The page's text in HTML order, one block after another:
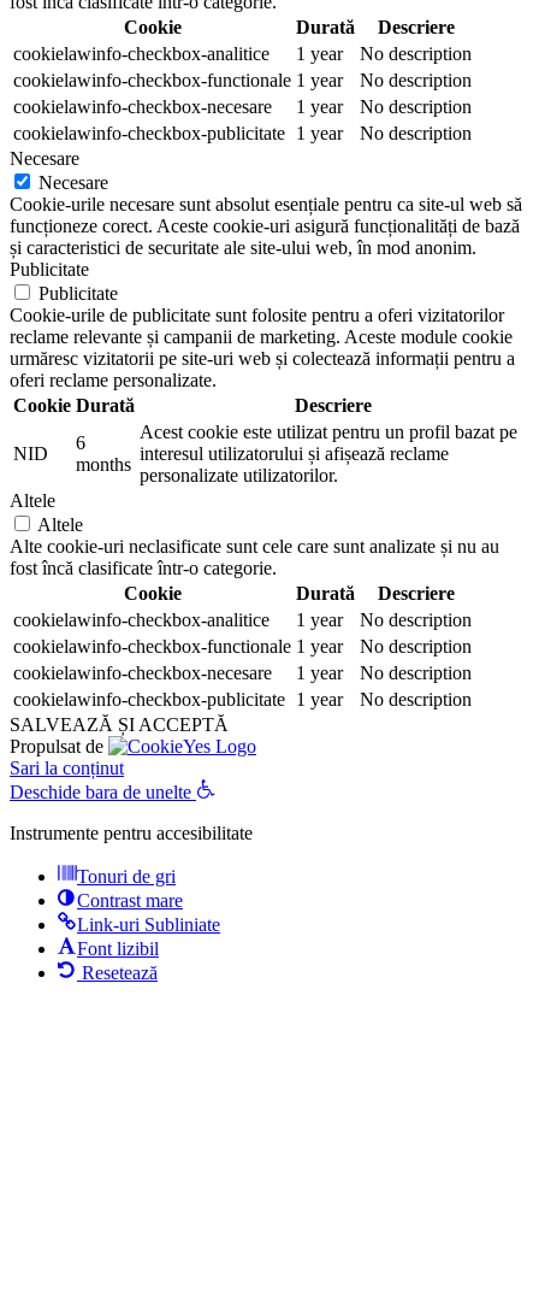
Cookie
Durată
Descriere
cookielawinfo-checkbox-analitice
1 year
No description
cookielawinfo-checkbox-functionale 1 year
No description
cookielawinfo-checkbox-necesare
1 year
No description
cookielawinfo-checkbox-publicitate 1 year
No description
Necesare
Necesare
Cookie-urile necesare sunt absolut esențiale pentru ca site-ul web să
funcționeze corect. Aceste cookie-uri asigură funcționalități de bază
și caracteristici de securitate ale site-ului web, în mod anonim.
Publicitate
Publicitate
Cookie-urile de publicitate sunt folosite pentru a oferi vizitatorilor
reclame relevante și campanii de marketing. Aceste module cookie
urmăresc vizitatorii pe site-uri web și colectează informații pentru a
oferi reclame personalizate.
Cookie Durată Descriere
NID
6
months
Acest cookie este utilizat pentru un profil bazat pe
interesul utilizatorului și afișează reclame
personalizate utilizatorilor.
Altele
Altele
Alte cookie-uri neclasificate sunt cele care sunt analizate și nu au
fost încă clasificate într-o categorie.
Cookie
Durată
Descriere
cookielawinfo-checkbox-analitice
1 year
No description
cookielawinfo-checkbox-functionale 1 year
No description
cookielawinfo-checkbox-necesare
1 year
No description
cookielawinfo-checkbox-publicitate 1 year
No description
SALVEAZĂ ȘI ACCEPTĂ
Propulsat de
Sari la conținut
Deschide bara de unelte
Instrumente pentru accesibilitate
Tonuri de gri
Contrast mare
Link-uri Subliniate
Font lizibil
Resetează